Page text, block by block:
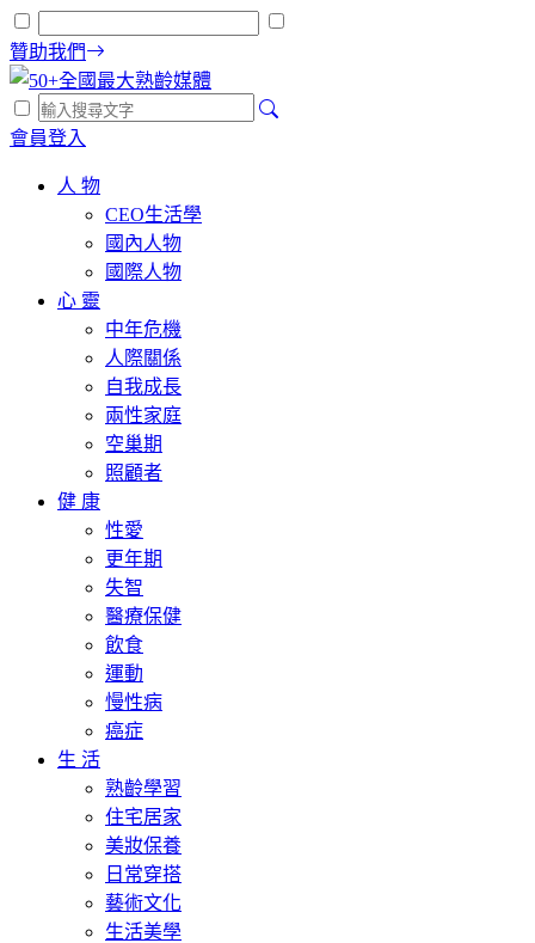
贊助我們
會員登入
人 物
CEO生活學
國內人物
國際人物
心 靈
中年危機
人際關係
自我成長
兩性家庭
空巢期
照顧者
健 康
性愛
更年期
失智
醫療保健
飲食
運動
慢性病
癌症
生 活
熟齡學習
住宅居家
美妝保養
日常穿搭
藝術文化
生活美學